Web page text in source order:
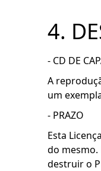
4.
- CD DE
A
um
- PRAZO
Esta
do mesmo.
destruir o